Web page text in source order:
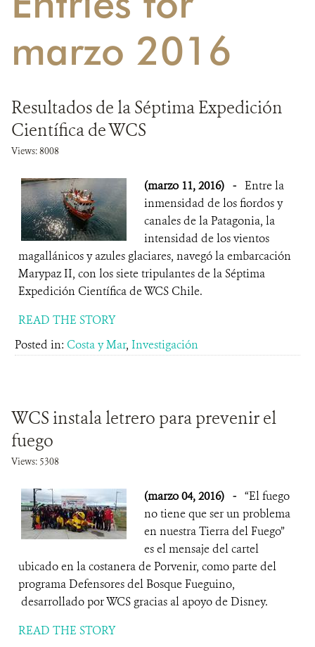
DONA
marzo 2016
Resultados de la Séptima Expedición
Científica de WCS
Views: 8008
(marzo 11, 2016) - Entre la
inmensidad de los fiordos y
canales de la Patagonia, la
intensidad de los vientos
magallánicos y azules glaciares, navegó la embarcación
Marypaz II, con los siete tripulantes de la Séptima
Expedición Científica de WCS Chile.
READ THE STORY
Posted in: Costa y Mar, Investigación
WCS instala letrero para prevenir el
fuego
Views: 5308
(marzo 04, 2016) - “El fuego
no tiene que ser un problema
en nuestra Tierra del Fuego”
es el mensaje del cartel
ubicado en la costanera de Porvenir, como parte del
programa Defensores del Bosque Fueguino,
desarrollado por WCS gracias al apoyo de Disney.
READ THE STORY